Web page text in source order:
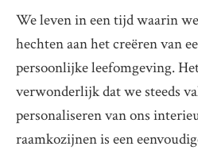
We leven in een tijd waarin
hechten aan het creëren van
persoonlijke leefomgeving.
verwonderlijk dat we steeds
personaliseren van ons
raamkozijnen is een